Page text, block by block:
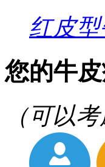
红皮
您的牛
（可以